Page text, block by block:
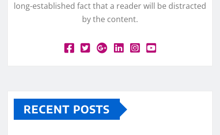
long-established fact that a reader will be distracted
by the content.
RECENT POSTS